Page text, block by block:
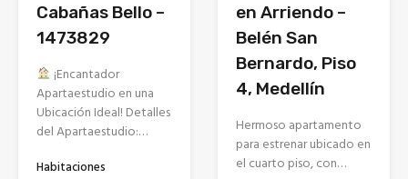
Cabañas Bello –
1473829
¡Encantador
Apartaestudio en una
Ubicación Ideal! Detalles
del Apartaestudio:…
Habitaciones
en Arriendo –
Belén San
Bernardo, Piso
4, Medellín
Hermoso apartamento
para estrenar ubicado en
el cuarto piso, con…